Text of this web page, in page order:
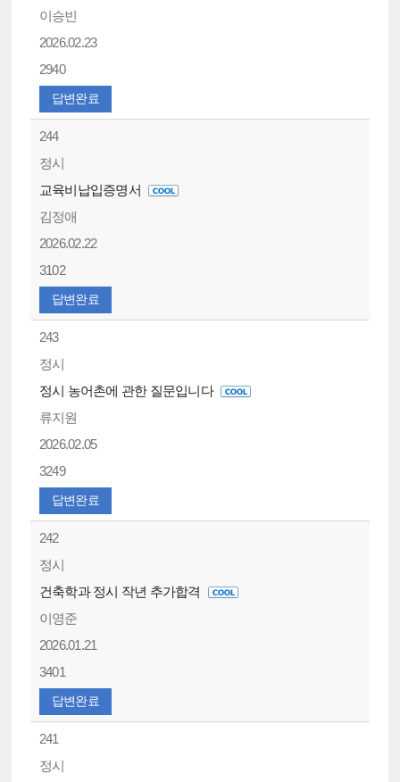
이승빈
2026.02.23
2940
답변완료
244
정시
교육비납입증명서
김정애
2026.02.22
3102
답변완료
243
정시
정시 농어촌에 관한 질문입니다
류지원
2026.02.05
3249
답변완료
242
정시
건축학과 정시 작년 추가합격
이영준
2026.01.21
3401
답변완료
241
정시